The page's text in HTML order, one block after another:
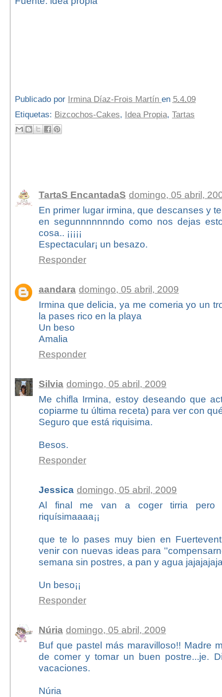
Publicado por Irmina Díaz-Frois Martín en 5.4.09
Etiquetas: Bizcochos-Cakes, Idea Propia, Tartas
TartaS EncantadaS domingo, 05 abril,
En primer lugar irmina, que descanses y
en segunnnnnnndo como nos dejas
cosa.. ¡¡¡¡¡
Espectacular¡ un besazo.
Responder
aandara domingo, 05 abril, 2009
Irmina que delicia, ya me comeria yo un
la pases rico en la playa
Un beso
Amalia
Responder
Silvia domingo, 05 abril, 2009
Me chifla Irmina, estoy deseando que
copiarme tu última receta) para ver con
Seguro que está riquisima.
Besos.
Responder
Jessica domingo, 05 abril, 2009
Al final me van a coger tirria pero
riquísimaaaa¡¡
que te lo pases muy bien en
venir con nuevas ideas para
semana sin postres, a pan y agua
Un beso¡¡
Responder
Núria domingo, 05 abril, 2009
Buf que pastel más maravilloso!! Madre
de comer y tomar un buen postre...je.
vacaciones.
Núria